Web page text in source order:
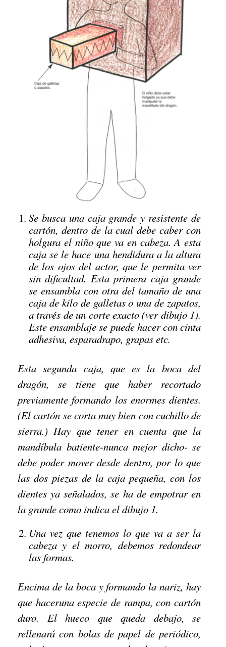
Se busca una caja grande y resistente de
cartón, dentro de la cual debe caber con
holgura el niño que va en cabeza. A esta
caja se le hace una hendidura a la altura
de los ojos del actor, que le permita ver
sin dificultad. Esta primera caja grande
se ensambla con otra del tamaño de una
caja de kilo de galletas o una de zapatos,
a través de un corte exacto (ver dibujo 1).
Este ensamblaje se puede hacer con cinta
adhesiva, esparadrapo, grapas etc.
Esta segunda caja, que es la boca del
dragón, se tiene que haber recortado
previamente formando los enormes dientes.
(El cartón se corta muy bien con cuchillo de
sierra.) Hay que tener en cuenta que la
mandíbula batiente-nunca mejor dicho- se
debe poder mover desde dentro, por lo que
las dos piezas de la caja pequeña, con los
dientes ya señalados, se ha de empotrar en
la grande como indica el dibujo 1.
Una vez que tenemos lo que va a ser la
cabeza y el morro, debemos redondear
las formas.
Encima de la boca y formando la nariz, hay
que haceruna especie de rampa, con cartón
duro. El hueco que queda debajo, se
rellenará con bolas de papel de periódico,